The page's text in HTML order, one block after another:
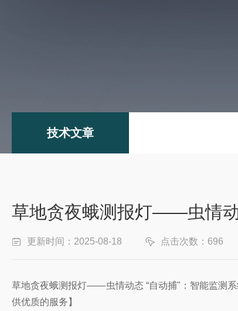
技术文章
草地贪夜蛾测报灯——虫情动
更新时间：2025-08-18 点击次数：696
草地贪夜蛾测报灯——虫情动态 “自动捕"：智能监测
供优质的服务】